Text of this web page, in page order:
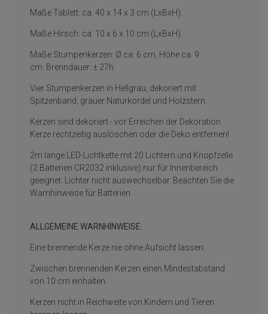
Maße Tablett: ca. 40 x 14 x 3 cm (LxBxH).
Maße Hirsch: ca. 10 x 6 x 10 cm (LxBxH).
Maße Stumpenkerzen: Ø ca. 6 cm, Höhe ca. 9
cm. Brenndauer: ± 27h.
Vier Stumpenkerzen in Hellgrau, dekoriert mit
Spitzenband, grauer Naturkordel und Holzstern.
Kerzen sind dekoriert - vor Erreichen der Dekoration
Kerze rechtzeitig auslöschen oder die Deko entfernen!
2m lange LED-Lichtkette mit 20 Lichtern und Knopfzelle
(2 Batterien CR2032 inklusive) nur für Innenbereich
geeignet. Lichter nicht auswechselbar. Beachten Sie die
Warnhinweise für Batterien.
ALLGEMEINE WARNHINWEISE:
Eine brennende Kerze nie ohne Aufsicht lassen.
Zwischen brennenden Kerzen einen Mindestabstand
von 10 cm einhalten.
Kerzen nicht in Reichweite von Kindern und Tieren